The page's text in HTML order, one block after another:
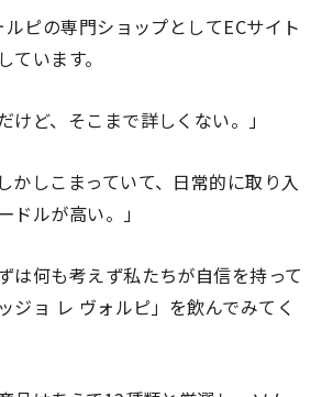
ピの専門ショップとしてECサイト
ています。
けど、そこまで詳しくない。」
かしこまっていて、日常的に取り入
ドルが高い。」
は何も考えず私たちが自信を持って
ジョ レ ヴォルピ」を飲んでみてく